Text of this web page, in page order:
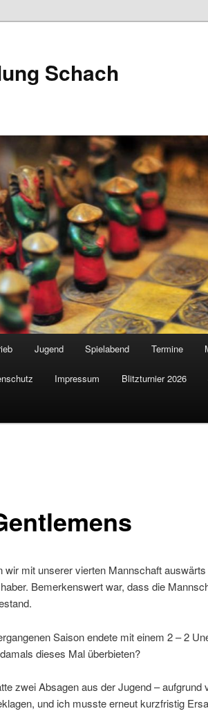
Schach
Jugend Spielabend Termine
Impressum Blitzturnier 2026
wir mit unserer vierten Mannschaft
Bemerkenswert war, dass die
Saison endete mit einem 2 – 2
dieses Mal überbieten?
zwei Absagen aus der Jugend – aufgrund
und ich musste erneut kurzfristig